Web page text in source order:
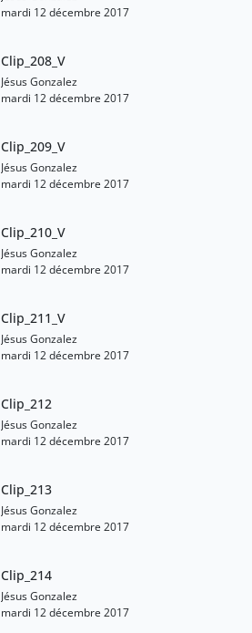
mardi 12 décembre 2017
Clip_208_V
Jésus Gonzalez
mardi 12 décembre 2017
Clip_209_V
Jésus Gonzalez
mardi 12 décembre 2017
Clip_210_V
Jésus Gonzalez
mardi 12 décembre 2017
Clip_211_V
Jésus Gonzalez
mardi 12 décembre 2017
Clip_212
Jésus Gonzalez
mardi 12 décembre 2017
Clip_213
Jésus Gonzalez
mardi 12 décembre 2017
Clip_214
Jésus Gonzalez
mardi 12 décembre 2017